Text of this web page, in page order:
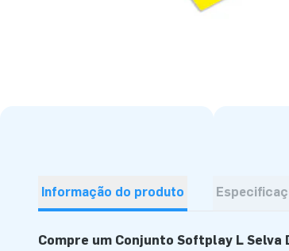
Informação do produto
Compre um Conjunto Softplay L Selva